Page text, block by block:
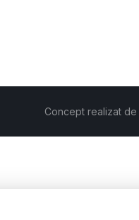
Concept realizat de